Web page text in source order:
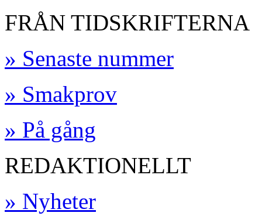
FRÅN TIDSKRIFTERNA
» Senaste nummer
» Smakprov
» På gång
REDAKTIONELLT
» Nyheter